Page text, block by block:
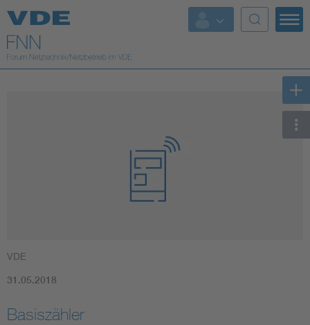
Top Themen
Fokusthemen
VDE
31.05.2018
Basiszähler